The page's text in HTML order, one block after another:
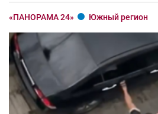
«ПАНОРАМА 24» Южный регион